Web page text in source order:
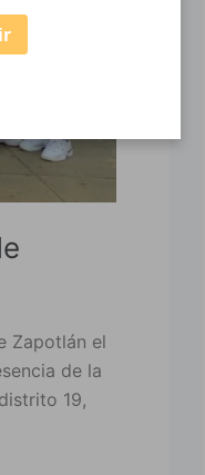
Zapotlán el
de la
19,